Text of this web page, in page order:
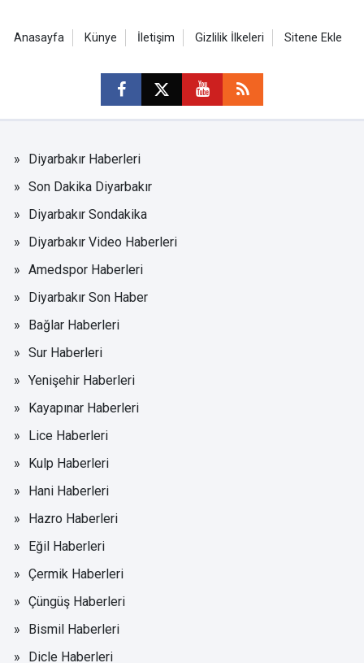
Anasayfa Künye İletişim Gizlilik İlkeleri Sitene Ekle
Diyarbakır Haberleri
Son Dakika Diyarbakır
Diyarbakır Sondakika
Diyarbakır Video Haberleri
Amedspor Haberleri
Diyarbakır Son Haber
Bağlar Haberleri
Sur Haberleri
Yenişehir Haberleri
Kayapınar Haberleri
Lice Haberleri
Kulp Haberleri
Hani Haberleri
Hazro Haberleri
Eğil Haberleri
Çermik Haberleri
Çüngüş Haberleri
Bismil Haberleri
Dicle Haberleri